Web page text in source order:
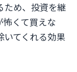
ため、投資を継
くて買えな
いてくれる効果